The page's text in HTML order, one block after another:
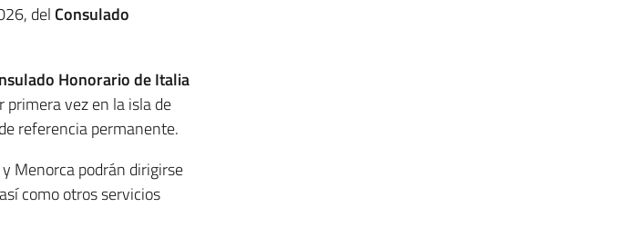
del Consulado
Honorario de Italia
primera vez en la isla de
referencia permanente.
Menorca podrán dirigirse
como otros servicios